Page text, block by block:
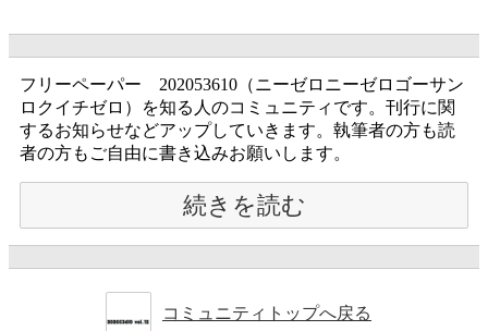
フリーペーパー 202053610（ニーゼロニーゼロゴーサン
ロクイチゼロ）を知る人のコミュニティです。刊行に関
するお知らせなどアップしていきます。執筆者の方も読
者の方もご自由に書き込みお願いします。
続きを読む
コミュニティトップへ戻る